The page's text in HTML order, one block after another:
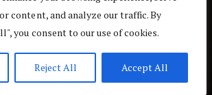
content, and analyze our traffic. By
you consent to our use of cookies.
Reject All Accept All
de privacidad y cookies
Top